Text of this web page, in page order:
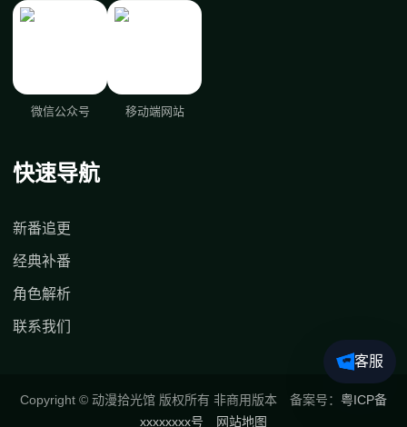
微信公众号 移动端网站
快速导航
新番追更
经典补番
角色解析
联系我们
Copyright © 动漫拾光馆 版权所有 非商用版本 备案号： 粤ICP备
xxxxxxxx号
网站地图
客服